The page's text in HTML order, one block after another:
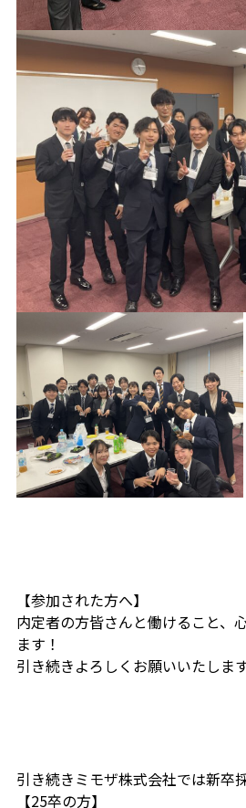
【参加された方へ】
内定者の方皆さんと働けること、
ます！
引き続きよろしくお願いいたしま
引き続きミモザ株式会社では新卒
【25卒の方】